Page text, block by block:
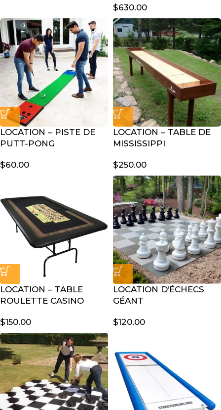
$630.00
LOCATION – PISTE DE
PUTT-PONG
$60.00
LOCATION – TABLE DE
MISSISSIPPI
$250.00
LOCATION – TABLE
ROULETTE CASINO
$150.00
LOCATION D’ÉCHECS
GÉANT
$120.00